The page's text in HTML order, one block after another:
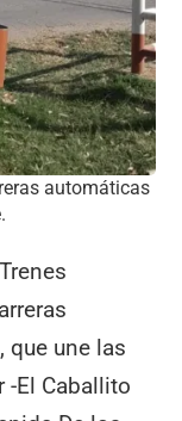
automáticas
que une las
-El Caballito